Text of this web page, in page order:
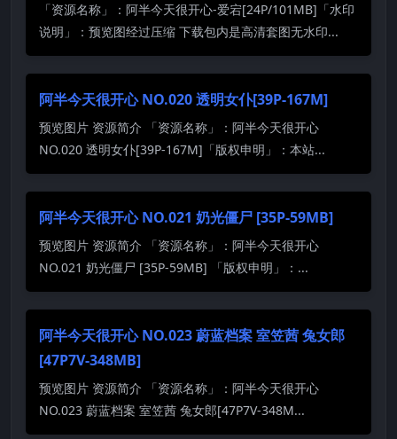
「资源名称」：阿半今天很开心-爱宕[24P/101MB]「水印
说明」：预览图经过压缩 下载包内是高清套图无水印...
阿半今天很开心 NO.020 透明女仆[39P-167M]
预览图片 资源简介 「资源名称」：阿半今天很开心
NO.020 透明女仆[39P-167M]「版权申明」：本站...
阿半今天很开心 NO.021 奶光僵尸 [35P-59MB]
预览图片 资源简介 「资源名称」：阿半今天很开心
NO.021 奶光僵尸 [35P-59MB] 「版权申明」：...
阿半今天很开心 NO.023 蔚蓝档案 室笠茜 兔女郎
[47P7V-348MB]
预览图片 资源简介 「资源名称」：阿半今天很开心
NO.023 蔚蓝档案 室笠茜 兔女郎[47P7V-348M...